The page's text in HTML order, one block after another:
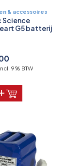
& accessoires
Science
G5 batterij
9% BTW